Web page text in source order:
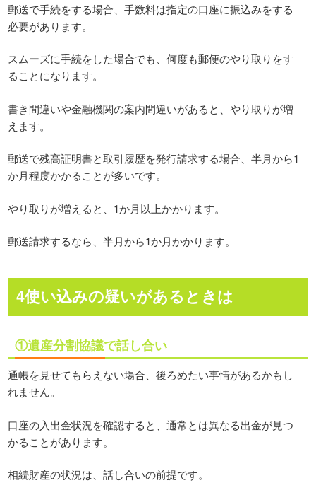
郵送で手続をする場合、手数料は指定の口座に振込みをする
必要があります。
スムーズに手続をした場合でも、何度も郵便のやり取りをす
ることになります。
書き間違いや金融機関の案内間違いがあると、やり取りが増
えます。
郵送で残高証明書と取引履歴を発行請求する場合、半月から1
か月程度かかることが多いです。
やり取りが増えると、1か月以上かかります。
郵送請求するなら、半月から1か月かかります。
4使い込みの疑いがあるときは
①遺産分割協議で話し合い
通帳を見せてもらえない場合、後ろめたい事情があるかもし
れません。
口座の入出金状況を確認すると、通常とは異なる出金が見つ
かることがあります。
相続財産の状況は、話し合いの前提です。